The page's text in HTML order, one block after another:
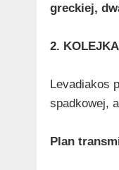
greckiej,
2.
Levadiakos
spadkowej,
Plan